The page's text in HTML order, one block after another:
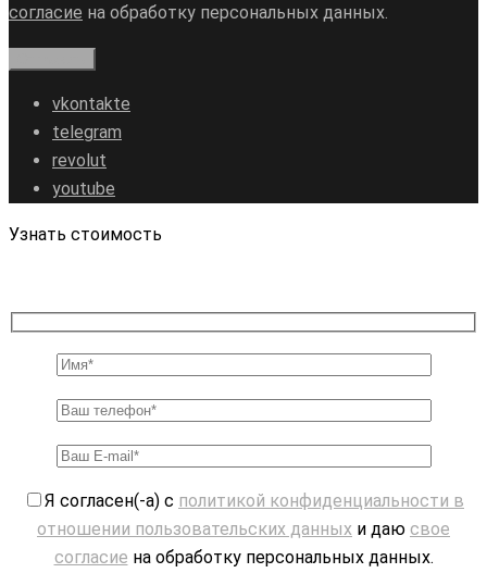
согласие на обработку персональных данных.
vkontakte
telegram
revolut
youtube
Узнать стоимость
Я согласен(-а) с политикой конфиденциальности в
отношении пользовательских данных и даю свое
согласие на обработку персональных данных.